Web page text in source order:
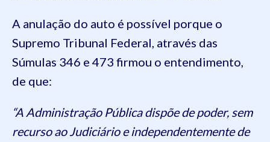
A anulação do auto é possível porque o
Supremo Tribunal Federal, através das
Súmulas 346 e 473 firmou o entendimento,
de que:
“A Administração Pública dispõe de poder, sem
recurso ao Judiciário e independentemente de